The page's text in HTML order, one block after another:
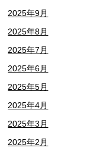
2025年9月
2025年8月
2025年7月
2025年6月
2025年5月
2025年4月
2025年3月
2025年2月